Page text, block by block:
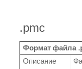
.pmc
Формат файла
Описание